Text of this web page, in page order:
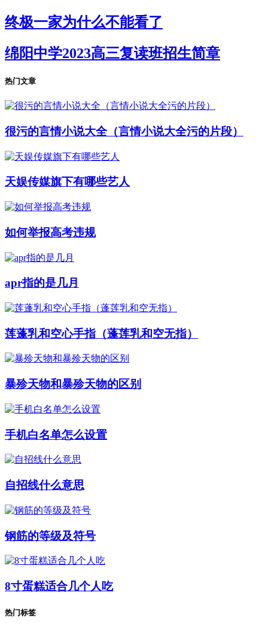
终极一家为什么不能看了
绵阳中学2023高三复读班招生简章
热门文章
很污的言情小说大全（言情小说大全污的片段）
天娱传媒旗下有哪些艺人
如何举报高考违规
apr指的是几月
莲蓬乳和空心手指（蓬莲乳和空无指）
暴殄天物和暴殄天物的区别
手机白名单怎么设置
自招线什么意思
钢筋的等级及符号
8寸蛋糕适合几个人吃
热门标签